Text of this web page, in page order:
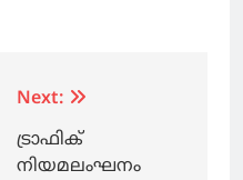
Next:
ട്രാഫിക്
നിയമലംഘനം